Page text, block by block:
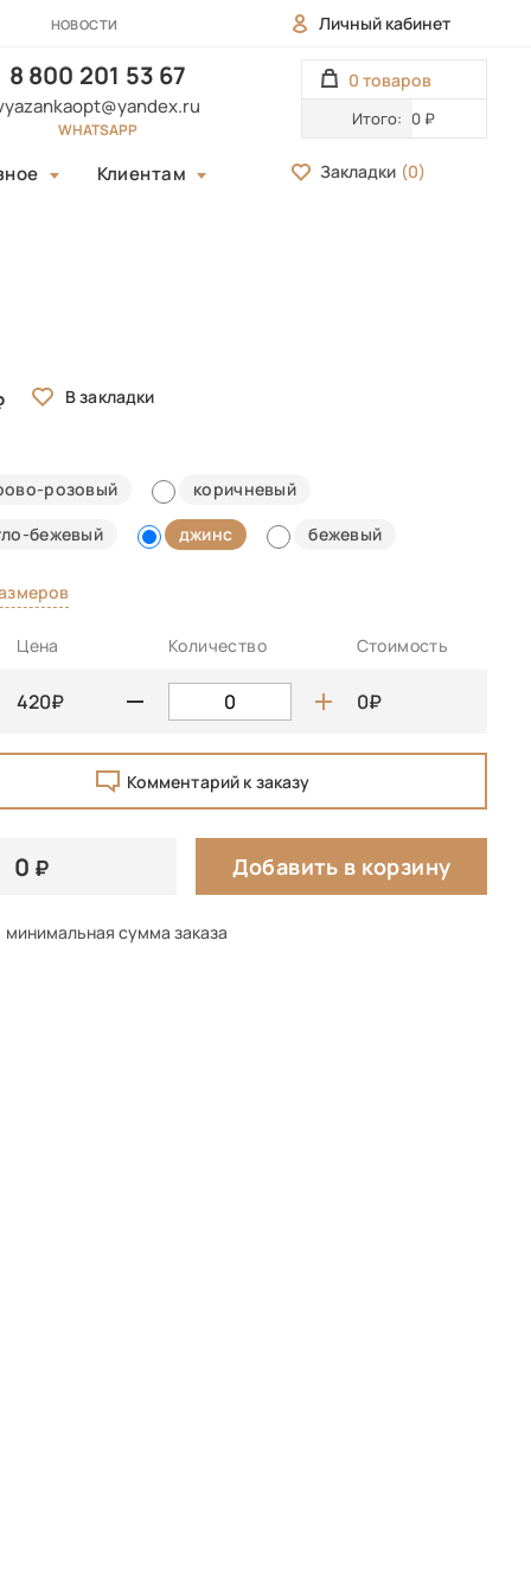
НОВОСТИ Личный кабинет
8 800 201 53 67
WHATSAPP
0 товаров
Итого: 0 ₽
Клиентам Закладки (0)
розовый
коричневый
бежевый
джинс бежевый
Цена Количество Стоимость
420 0
Комментарий к заказу
0 Добавить в корзину
минимальная сумма заказа